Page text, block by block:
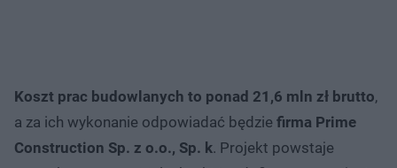
Koszt prac budowlanych to ponad 21,6 mln zł brutto,
a za ich wykonanie odpowiadać będzie firma Prime
Construction Sp. z o.o., Sp. k. Projekt powstaje